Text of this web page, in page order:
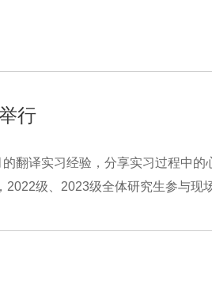
行
翻译实习经验，分享实习过程中
级、2023级全体研究生参与